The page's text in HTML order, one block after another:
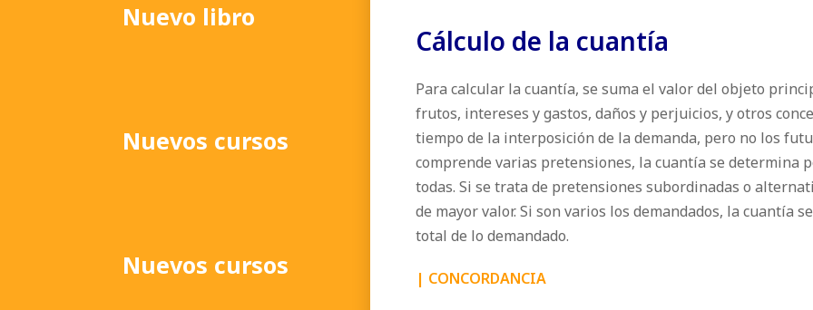
Nuevo libro
Nuevos cursos
Nuevos cursos
Cálculo de la cuantía
Para calcular la cuantía, se suma el valor del objeto
frutos, intereses y gastos, daños y perjuicios, y otros
tiempo de la interposición de la demanda, pero no los
comprende varias pretensiones, la cuantía se determina
todas. Si se trata de pretensiones subordinadas o
de mayor valor. Si son varios los demandados, la cuantía
total de lo demandado.
| CONCORDANCIA